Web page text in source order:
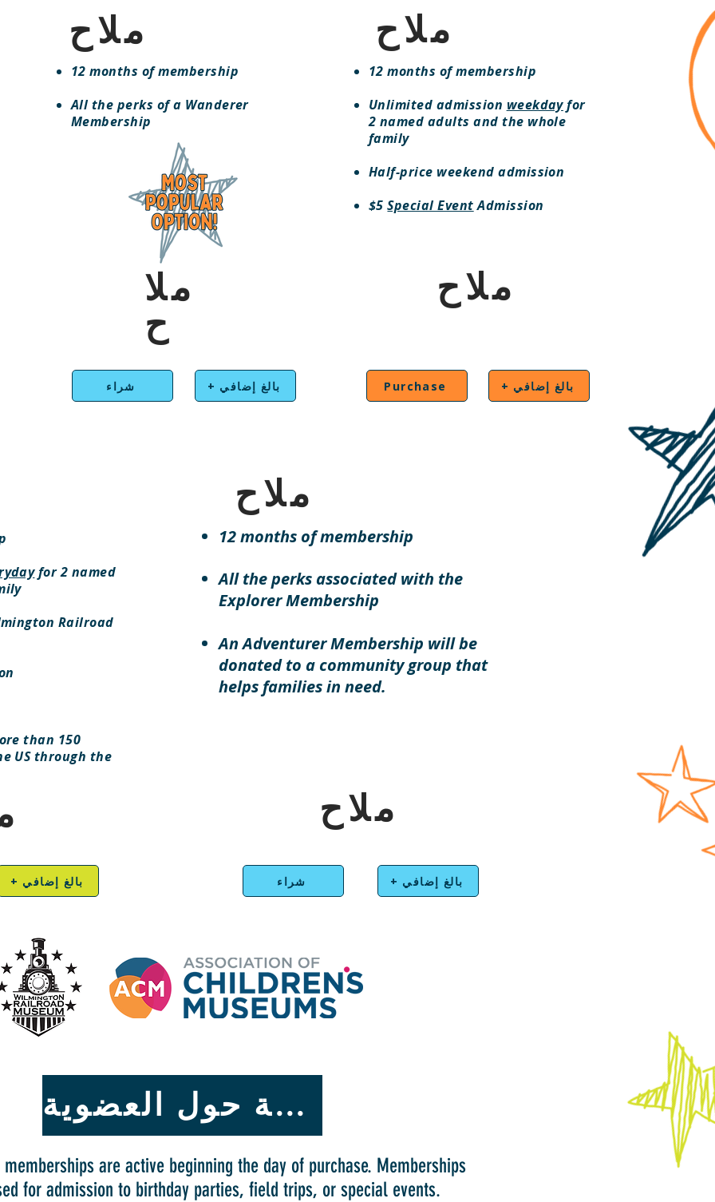
ملاح
12 months of membership
All the perks of a Wanderer
Membership​​
ملا
ح
شراء + بالغ إضافي
ملاح
12 months of membership
Unlimited admission weekdayfor
2 named adults and the whole
family
Half-price weekend admission
$5Special EventAdmission​​
ملاح
Purchase + بالغ إضافي
for 2 named
Railroad
than 150
US through the
+ بالغ إضافي
ملاح
12 months of membership
All the perks associated with the
Explorer Membership
An Adventurer Membership will be
donated to a community group that
helps families in need.
ملاح
شراء + بالغ إضافي
الأسئلة الشائعة حول العضوية
are active beginning the day of purchase. Memberships
for admission to birthday parties, field trips, or special events.